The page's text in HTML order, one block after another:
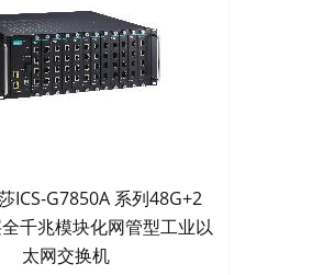
ICS-G7850A 系列48G+2
千兆模块化网管型工业以
太网交换机